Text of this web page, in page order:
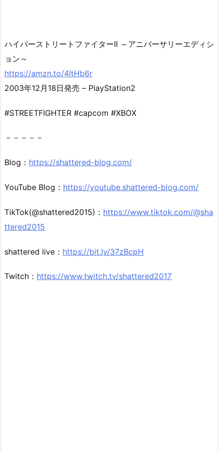
ハイパーストリートファイターII ～アニバーサリーエディシ
ョン～
https://amzn.to/4ltHb6r
2003年12月18日発売 – PlayStation2
#STREETFIGHTER #capcom #XBOX
－－－－－
Blog： https://shattered-blog.com/
YouTube Blog： https://youtube.shattered-blog.com/
TikTok(@shattered2015)： https://www.tiktok.com/@sha
ttered2015
shattered live： https://bit.ly/37zBcpH
Twitch： https://www.twitch.tv/shattered2017